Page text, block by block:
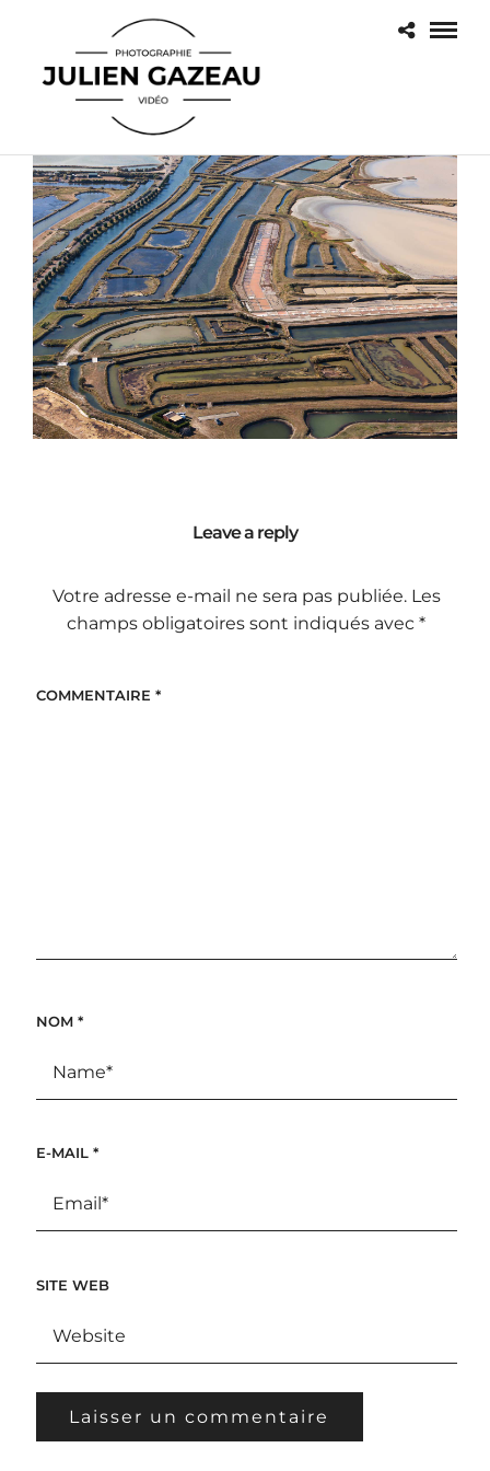
Leave a reply
Votre adresse e-mail ne sera pas publiée. Les
champs obligatoires sont indiqués avec*
COMMENTAIRE *
NOM *
E-MAIL *
SITE WEB